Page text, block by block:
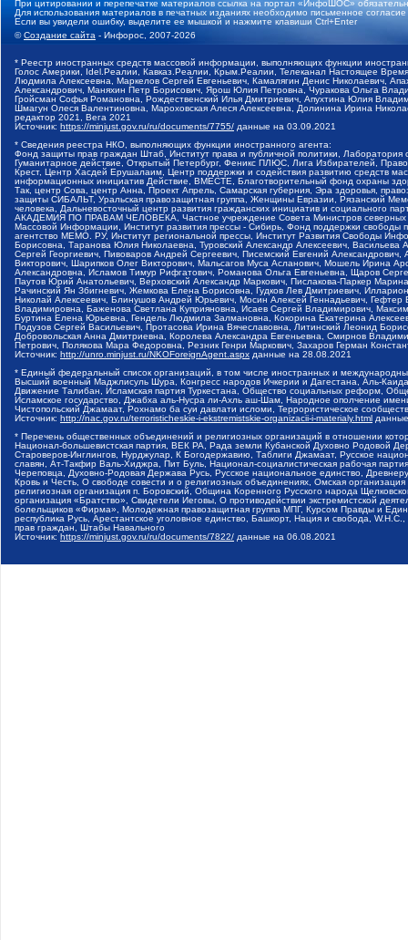
При цитировании и перепечатке материалов ссылка на портал «ИнфоШОС»
Для использования материалов в печатных изданиях необходимо письменное
Если вы увидели ошибку, выделите ее мышкой и нажмите клавиши Ctrl+Enter
©Создание сайта - Инфорос, 2007-2026
* Реестр иностранных средств массовой информации, выполняющих функции
Голос Америки, Idel.Реалии, Кавказ.Реалии, Крым.Реалии, Телеканал Настоящее
Людмила Алексеевна, Маркелов Сергей Евгеньевич, Камалягин Денис Николаевич,
Александрович, Маняхин Петр Борисович, Ярош Юлия Петровна, Чуракова Ольга
Гройсман Софья Романовна, Рождественский Илья Дмитриевич, Апухтина Юлия
Шмагун Олеся Валентиновна, Мароховская Алеся Алексеевна, Долинина Ирина
редактор 2021, Вега 2021
Источник: https://minjust.gov.ru/ru/documents/7755/ данные на 03.09.2021
* Сведения реестра НКО, выполняющих функции иностранного агента:
Фонд защиты прав граждан Штаб, Институт права и публичной политики,
Гуманитарное действие, Открытый Петербург, Феникс ПЛЮС, Лига Избирателей,
Крест, Центр Хасдей Ерушалаим, Центр поддержки и содействия развитию средств
информационных инициатив Действие, ВМЕСТЕ, Благотворительный фонд охраны
Так, центр Сова, центр Анна, Проект Апрель, Самарская губерния, Эра здоровья,
защиты СИБАЛЬТ, Уральская правозащитная группа, Женщины Евразии, Рязанский
человека, Дальневосточный центр развития гражданских инициатив и социального
АКАДЕМИЯ ПО ПРАВАМ ЧЕЛОВЕКА, Частное учреждение Совета Министров северных
Массовой Информации, Институт развития прессы - Сибирь, Фонд поддержки
агентство МЕМО. РУ, Институт региональной прессы, Институт Развития Свободы
Борисовна, Таранова Юлия Николаевна, Туровский Александр Алексеевич,
Сергей Георгиевич, Пивоваров Андрей Сергеевич, Писемский Евгений
Викторович, Шарипков Олег Викторович, Мальсагов Муса Асланович, Мошель Ирина
Александровна, Исламов Тимур Рифгатович, Романова Ольга Евгеньевна, Щаров
Паутов Юрий Анатольевич, Верховский Александр Маркович, Пислакова-Паркер
Рачинский Ян Збигневич, Жемкова Елена Борисовна, Гудков Лев Дмитриевич,
Николай Алексеевич, Блинушов Андрей Юрьевич, Мосин Алексей Геннадьевич,
Владимировна, Баженова Светлана Куприяновна, Исаев Сергей Владимирович,
Буртина Елена Юрьевна, Гендель Людмила Залмановна, Кокорина Екатерина
Подузов Сергей Васильевич, Протасова Ирина Вячеславовна, Литинский Леонид
Добровольская Анна Дмитриевна, Королева Александра Евгеньевна, Смирнов
Петрович, Полякова Мара Федоровна, Резник Генри Маркович, Захаров Герман
Источник: http://unro.minjust.ru/NKOForeignAgent.aspx данные на 28.08.2021
* Единый федеральный список организаций, в том числе иностранных и
Высший военный Маджлисуль Шура, Конгресс народов Ичкерии и Дагестана, Аль-
Движение Талибан, Исламская партия Туркестана, Общество социальных реформ,
Исламское государство, Джабха аль-Нусра ли-Ахль аш-Шам, Народное ополчение
Чистопольский Джамаат, Рохнамо ба суи давлати исломи, Террористическое
Источник: http://nac.gov.ru/terroristicheskie-i-ekstremistskie-organizacii-i-materialy.html
* Перечень общественных объединений и религиозных организаций в отношении
Национал-большевистская партия, ВЕК РА, Рада земли Кубанской Духовно Родовой
Староверов-Инглингов, Нурджулар, К Богодержавию, Таблиги Джамаат, Русское
славян, Ат-Такфир Валь-Хиджра, Пит Буль, Национал-социалистическая рабочая
Череповца, Духовно-Родовая Держава Русь, Русское национальное единство,
Кровь и Честь, О свободе совести и о религиозных объединениях, Омская
религиозная организация п. Боровский, Община Коренного Русского народа
организация «Братство», Свидетели Иеговы, О противодействии экстремистской
болельщиков «Фирма», Молодежная правозащитная группа МПГ, Курсом Правды и
республика Русь, Арестантское уголовное единство, Башкорт, Нация и свобода,
прав граждан, Штабы Навального
Источник: https://minjust.gov.ru/ru/documents/7822/ данные на 06.08.2021